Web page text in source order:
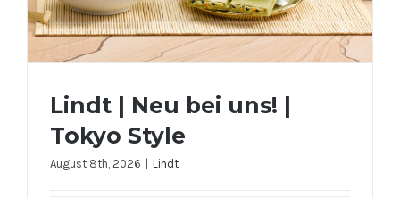
Lindt | Neu bei uns! |
Tokyo Style
August 8th, 2026 Lindt